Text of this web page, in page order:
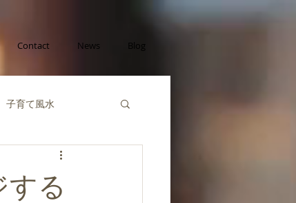
Contact News Blog
子育て風水
する